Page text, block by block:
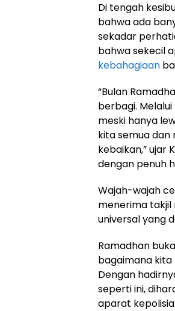
Di tengah
bahwa ada
sekadar
bahwa sekecil
kebahagiaan
“Bulan
berbagi.
meski hanya
kita semua
kebaikan,” ujar
dengan penuh
Wajah-wajah
menerima takjil
universal yang
Ramadhan
bagaimana
Dengan
seperti ini,
aparat